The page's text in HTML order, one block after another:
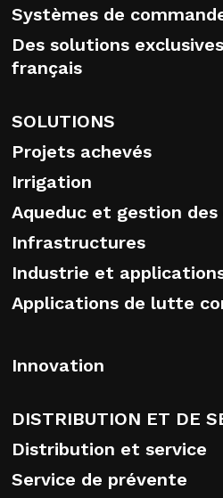
Systèmes de
Des solutions
français
SOLUTIONS
Projets achevés
Irrigation
Aqueduc et gestion des
Infrastructures
Industrie et
Applications de lutte
Innovation
DISTRIBUTION ET DE
Distribution et service
Service de prévente